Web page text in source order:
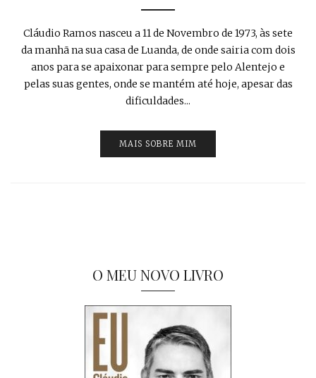
Cláudio Ramos nasceu a 11 de Novembro de 1973, às sete
da manhã na sua casa de Luanda, de onde sairia com dois
anos para se apaixonar para sempre pelo Alentejo e
pelas suas gentes, onde se mantém até hoje, apesar das
dificuldades...
MAIS SOBRE MIM
O MEU NOVO LIVRO